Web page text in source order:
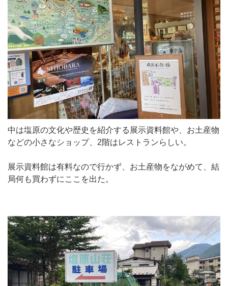
中は塩原の文化や歴史を紹介する展示資料館や、お土産物
などの小さなショップ、2階はレストランらしい。
展示資料館は有料なので行かず、お土産物をながめて、結
局何も買わずにここを出た。